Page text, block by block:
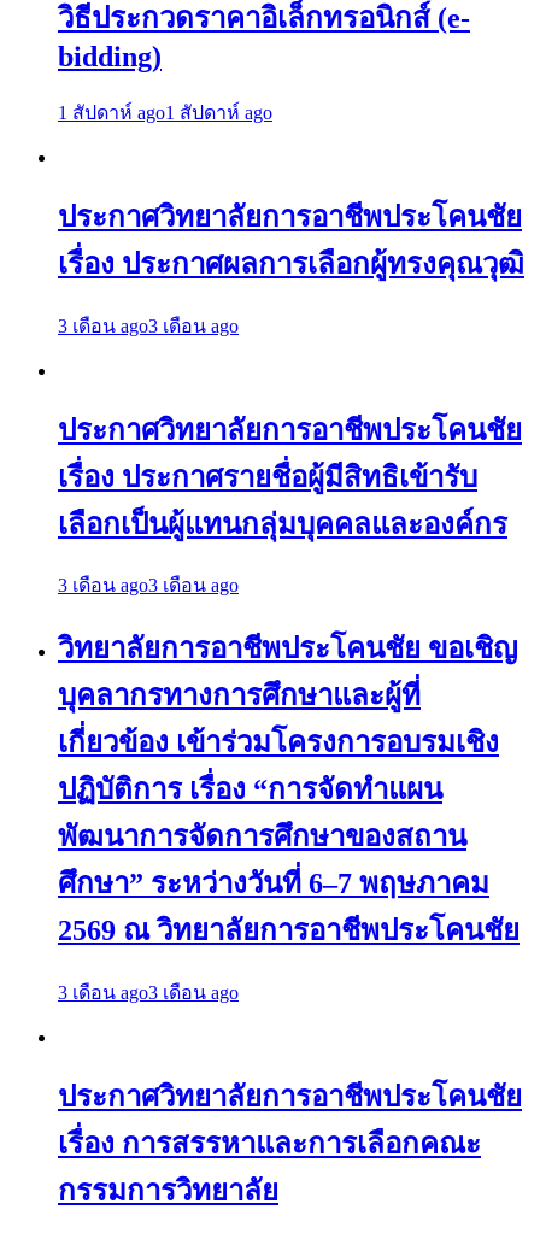
วิธีประกวดราคาอิเล็กทรอนิกส์ (e-
bidding)
1 สัปดาห์ ago1 สัปดาห์ ago
ประกาศวิทยาลัยการอาชีพประโคนชัย
เรื่อง ประกาศผลการเลือกผู้ทรงคุณวุฒิ
3 เดือน ago3 เดือน ago
ประกาศวิทยาลัยการอาชีพประโคนชัย
เรื่อง ประกาศรายชื่อผู้มีสิทธิเข้ารับ
เลือกเป็นผู้แทนกลุ่มบุคคลและองค์กร
3 เดือน ago3 เดือน ago
วิทยาลัยการอาชีพประโคนชัย ขอเชิญ
บุคลากรทางการศึกษาและผู้ที่
เกี่ยวข้อง เข้าร่วมโครงการอบรมเชิง
ปฏิบัติการ เรื่อง “การจัดทำแผน
พัฒนาการจัดการศึกษาของสถาน
ศึกษา” ระหว่างวันที่ 6–7 พฤษภาคม
2569 ณ วิทยาลัยการอาชีพประโคนชัย
3 เดือน ago3 เดือน ago
ประกาศวิทยาลัยการอาชีพประโคนชัย
เรื่อง การสรรหาและการเลือกคณะ
กรรมการวิทยาลัย